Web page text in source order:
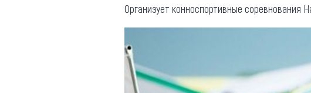
Организует конноспортивные соревнования